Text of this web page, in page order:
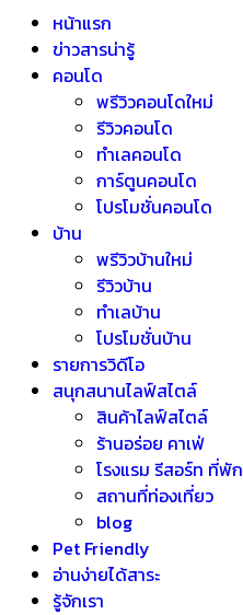
หน้าแรก
ข่าวสารน่ารู้
คอนโด
พรีวิวคอนโดใหม่
รีวิวคอนโด
ทำเลคอนโด
การ์ตูนคอนโด
โปรโมชั่นคอนโด
บ้าน
พรีวิวบ้านใหม่
รีวิวบ้าน
ทำเลบ้าน
โปรโมชั่นบ้าน
รายการวิดีโอ
สนุกสนานไลฟ์สไตล์
สินค้าไลฟ์สไตล์
ร้านอร่อย คาเฟ่
โรงแรม รีสอร์ท ที่พัก
สถานที่ท่องเที่ยว
blog
Pet Friendly
อ่านง่ายได้สาระ
รู้จักเรา